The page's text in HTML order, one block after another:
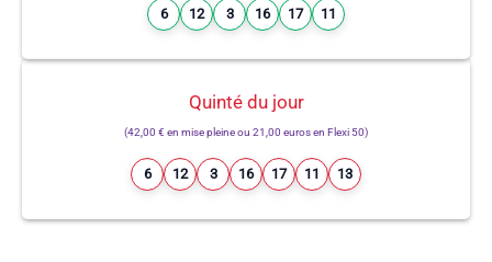
6 12 3 16 17 11
Quinté du jour
(42,00 € en mise pleine ou 21,00 euros en Flexi 50)
6 12 3 16 17 11 13